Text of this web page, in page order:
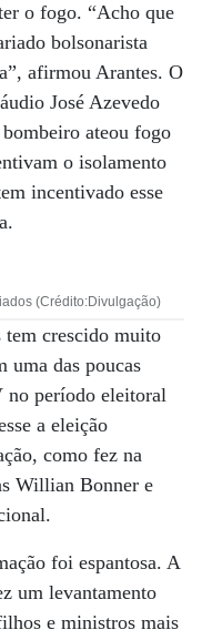
o fogo. “Acho que
bolsonarista
afirmou Arantes. O
José Azevedo
ateou fogo
o isolamento
incentivado esse
(Crédito:Divulgação)
tem crescido muito
uma das poucas
no período eleitoral
a eleição
como fez na
Willian Bonner e
foi espantosa. A
um levantamento
e ministros mais